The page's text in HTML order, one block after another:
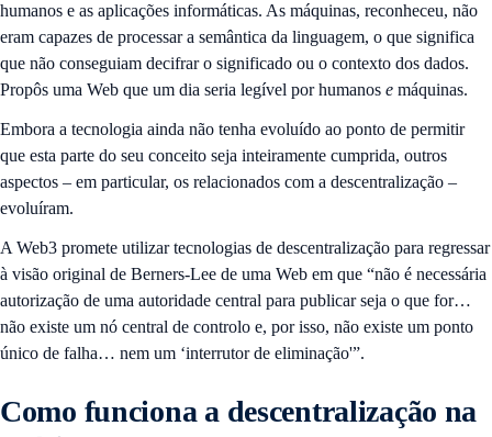
humanos e as aplicações informáticas. As máquinas, reconheceu, não
eram capazes de processar a semântica da linguagem, o que significa
que não conseguiam decifrar o significado ou o contexto dos dados.
Propôs uma Web que um dia seria legível por humanos e máquinas.
Embora a tecnologia ainda não tenha evoluído ao ponto de permitir
que esta parte do seu conceito seja inteiramente cumprida, outros
aspectos – em particular, os relacionados com a descentralização –
evoluíram.
A Web3 promete utilizar tecnologias de descentralização para regressar
à visão original de Berners-Lee de uma Web em que “não é necessária
autorização de uma autoridade central para publicar seja o que for…
não existe um nó central de controlo e, por isso, não existe um ponto
único de falha… nem um ‘interrutor de eliminação'”.
Como funciona a descentralização na